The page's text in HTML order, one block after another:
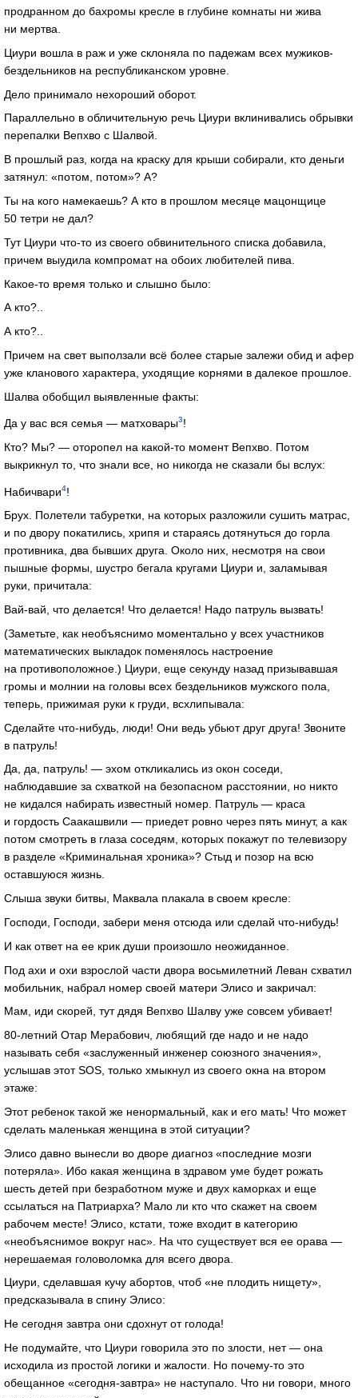
продранном до бахромы кресле в глубине комнаты ни жива
ни мертва.
Циури вошла в раж и уже склоняла по падежам всех мужиков-
бездельников на республиканском уровне.
Дело принимало нехороший оборот.
Параллельно в обличительную речь Циури вклинивались обрывки
перепалки Вепхво с Шалвой.
В прошлый раз, когда на краску для крыши собирали, кто деньги
затянул: «потом, потом»? А?
Ты на кого намекаешь? А кто в прошлом месяце мацонщице
50 тетри не дал?
Тут Циури что-то из своего обвинительного списка добавила,
причем выудила компромат на обоих любителей пива.
Какое-то время только и слышно было:
А кто?..
А кто?..
Причем на свет выползали всё более старые залежи обид и афер
уже кланового характера, уходящие корнями в далекое прошлое.
Шалва обобщил выявленные факты:
Да у вас вся семья — матховары3!
Кто? Мы? — оторопел на какой-то момент Вепхво. Потом
выкрикнул то, что знали все, но никогда не сказали бы вслух:
Набичвари4!
Брух. Полетели табуретки, на которых разложили сушить матрас,
и по двору покатились, хрипя и стараясь дотянуться до горла
противника, два бывших друга. Около них, несмотря на свои
пышные формы, шустро бегала кругами Циури и, заламывая
руки, причитала:
Вай-вай, что делается! Что делается! Надо патруль вызвать!
(Заметьте, как необъяснимо моментально у всех участников
математических выкладок поменялось настроение
на противоположное.) Циури, еще секунду назад призывавшая
громы и молнии на головы всех бездельников мужского пола,
теперь, прижимая руки к груди, всхлипывала:
Сделайте что-нибудь, люди! Они ведь убьют друг друга! Звоните
в патруль!
Да, да, патруль! — эхом откликались из окон соседи,
наблюдавшие за схваткой на безопасном расстоянии, но никто
не кидался набирать известный номер. Патруль — краса
и гордость Саакашвили — приедет ровно через пять минут, а как
потом смотреть в глаза соседям, которых покажут по телевизору
в разделе «Криминальная хроника»? Стыд и позор на всю
оставшуюся жизнь.
Слыша звуки битвы, Маквала плакала в своем кресле:
Господи, Господи, забери меня отсюда или сделай что-нибудь!
И как ответ на ее крик души произошло неожиданное.
Под ахи и охи взрослой части двора восьмилетний Леван схватил
мобильник, набрал номер своей матери Элисо и закричал:
Мам, иди скорей, тут дядя Вепхво Шалву уже совсем убивает!
80-летний Отар Мерабович, любящий где надо и не надо
называть себя «заслуженный инженер союзного значения»,
услышав этот SOS, только хмыкнул из своего окна на втором
этаже:
Этот ребенок такой же ненормальный, как и его мать! Что может
сделать маленькая женщина в этой ситуации?
Элисо давно вынесли во дворе диагноз «последние мозги
потеряла». Ибо какая женщина в здравом уме будет рожать
шесть детей при безработном муже и двух каморках и еще
ссылаться на Патриарха? Мало ли кто что скажет на своем
рабочем месте! Элисо, кстати, тоже входит в категорию
«необъяснимое вокруг нас». На что существует вся ее орава —
нерешаемая головоломка для всего двора.
Циури, сделавшая кучу абортов, чтоб «не плодить нищету»,
предсказывала в спину Элисо:
Не сегодня завтра они сдохнут от голода!
Не подумайте, что Циури говорила это по злости, нет — она
исходила из простой логики и жалости. Но почему-то это
обещанное «сегодня-завтра» не наступало. Что ни говори, много